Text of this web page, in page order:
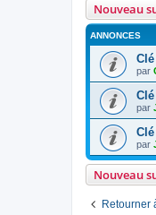
Nouveau
ANNONCES
par
par
par
Nouveau
Retourner